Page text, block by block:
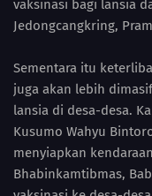
vaksinasi bagi lansia
Jedongcangkring,
Sementara itu
juga akan lebih
lansia di desa-desa.
Kusumo Wahyu
menyiapkan
Bhabinkamtibmas,